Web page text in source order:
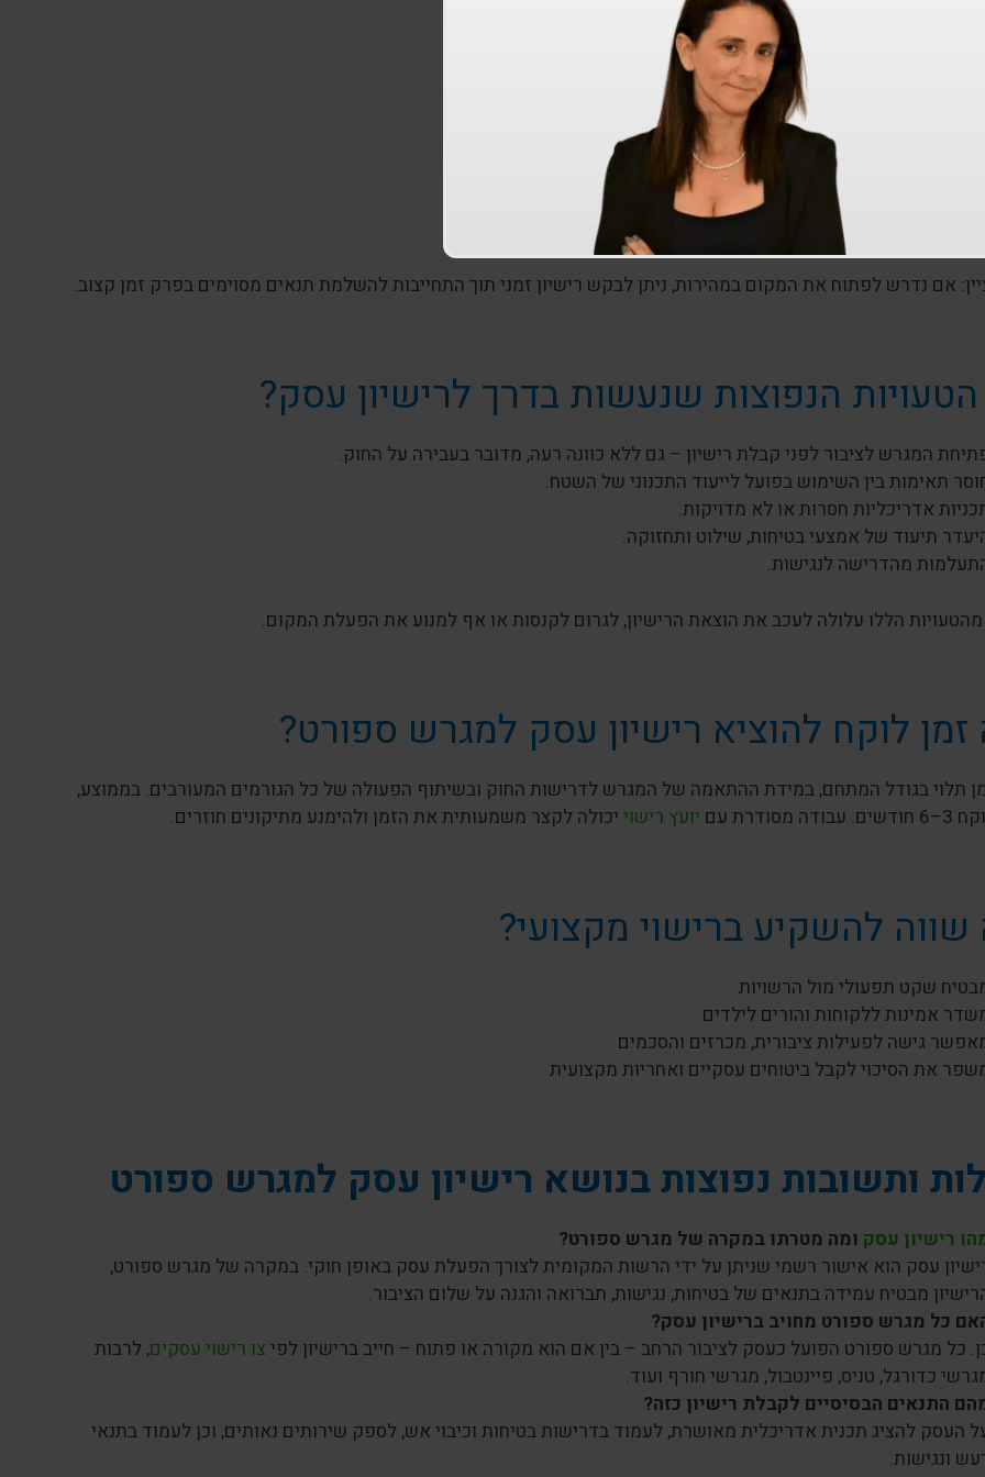
בדיקה ראשונית של תב"ע והיתרים קיימים
פנייה למהנדס ויועצים להכנת תכניות אדריכליות
הגשת בקשה לרשות המקומית – מחלקתרישוי עסקים
קבלת חוות דעת מהגופים הרגולטוריים
תיקון ליקויים בהתאם לדרישות הרשויות
ביקורת סופית של פקח העירייה
זמני ולאחר מכן רישיון קבוע
אם נדרש לפתוח את המקום במהירות, ניתן לבקש רישיון זמני תוך התחייבות להשלמת תנאים מסוימים בפרק זמן קצוב.
הנפוצות שנעשות בדרך לרישיון עסק?
המגרש לציבור לפני קבלת רישיון – גם ללא כוונה רעה, מדובר בעבירה על החוק.
תאימות בין השימוש בפועל לייעוד התכנוני של השטח.
אדריכליות חסרות או לא מדויקות.
תיעוד של אמצעי בטיחות, שילוט ותחזוקה.
מהדרישה לנגישות.
הללו עלולה לעכב את הוצאת הרישיון, לגרום לקנסות או אף למנוע את הפעלת המקום.
לוקח להוציא רישיון עסק למגרש ספורט?
תלוי בגודל המתחם, במידת ההתאמה של המגרש לדרישות החוק ובשיתוף הפעולה של כל הגורמים המעורבים. בממוצע,
מסודרת עם
יועץ רישוי יכולה לקצר משמעותית את הזמן ולהימנע מתיקונים חוזרים.
להשקיע ברישוי מקצועי?
שקט תפעולי מול הרשויות
אמינות ללקוחות והורים לילדים
גישה לפעילות ציבורית, מכרזים והסכמים
את הסיכוי לקבל ביטוחים עסקיים ואחריות מקצועית
ותשובות נפוצות בנושא רישיון עסק למגרש ספורט
רישיון עסק ומה מטרתו במקרה של מגרש ספורט?
עסק הוא אישור רשמי שניתן על ידי הרשות המקומית לצורך הפעלת עסק באופן חוקי. במקרה של מגרש ספורט,
מבטיח עמידה בתנאים של בטיחות, נגישות, תברואה והגנה על שלום הציבור.
כל מגרש ספורט מחויב ברישיון עסק?
כל מגרש ספורט הפועל כעסק לציבור הרחב – בין אם הוא מקורה או פתוח – חייב ברישיון לפי צו רישוי עסקים, לרבות
כדורגל, טניס, פיינטבול, מגרשי חורף ועוד.
התנאים הבסיסיים לקבלת רישיון כזה?
העסק להציג תכנית אדריכלית מאושרת, לעמוד בדרישות בטיחות וכיבוי אש, לספק שירותים נאותים, וכן לעמוד בתנאי
ונגישות.